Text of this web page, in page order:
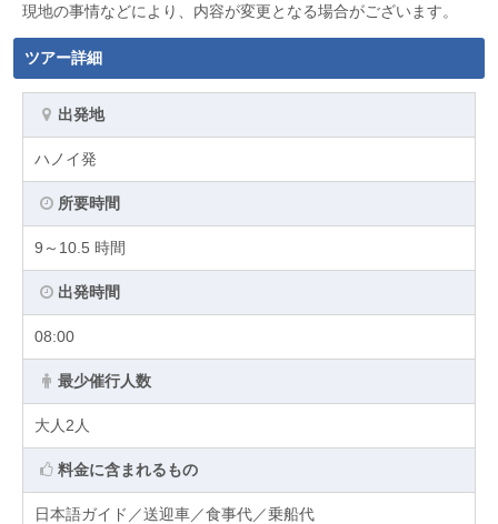
現地の事情などにより、内容が変更となる場合がございます。
ツアー詳細
出発地
ハノイ発
所要時間
9～10.5 時間
出発時間
08:00
最少催行人数
大人2人
料金に含まれるもの
日本語ガイド／送迎車／食事代／乗船代